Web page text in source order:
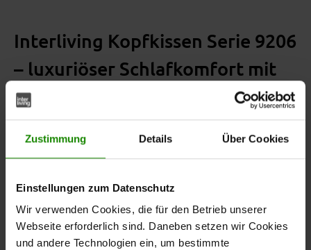
Zustimmung Details Über Cookies
Einstellungen zum Datenschutz
Wir verwenden Cookies, die für den Betrieb unserer
Webseite erforderlich sind. Daneben setzen wir Cookies
und andere Technologien ein, um bestimmte
Interliving Kopfkissen Serie 9206
– luxuriöser Schlafkomfort mit
natürlicher Füllung
9206 steht für exklusiven Komfort und natürliche
Materialien – für alle, die besonderen Wert auf ein
ausgewogenes, angenehm trockenes Schlafklima legen.